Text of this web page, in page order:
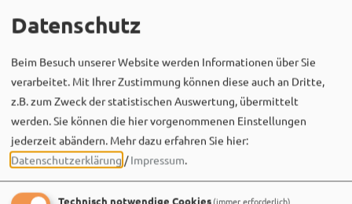
Datenschutz
Beim Besuch unserer Website werden Informationen über Sie
verarbeitet. Mit Ihrer Zustimmung können diese auch an Dritte,
z.B. zum Zweck der statistischen Auswertung, übermittelt
werden. Sie können die hier vorgenommenen Einstellungen
jederzeit abändern. Mehr dazu erfahren Sie hier:
Datenschutzerklärung /Impressum.
Technisch notwendige Cookies(immer erforderlich)